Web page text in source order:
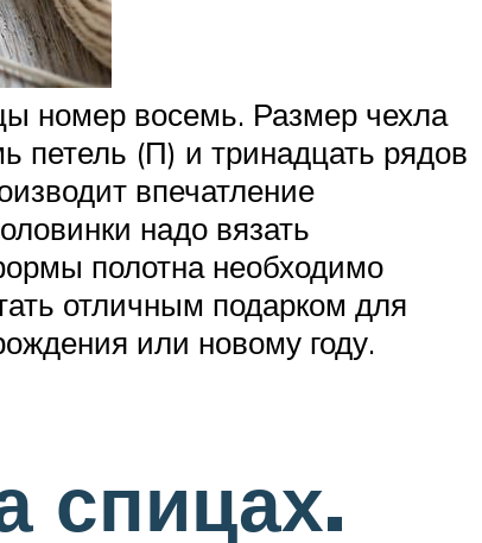
номер восемь. Размер чехла
петель (П) и тринадцать рядов
впечатление
надо вязать
полотна необходимо
отличным подарком для
или новому году.
спицах.